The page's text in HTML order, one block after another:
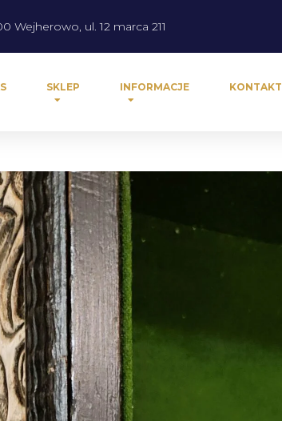
Wejherowo, ul. 12 marca 211
SKLEP INFORMACJE KONTAKT